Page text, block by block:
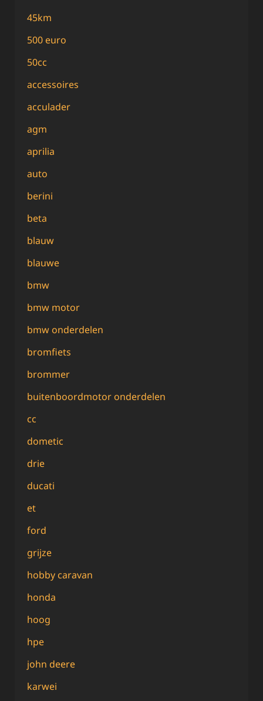
45km
500 euro
50cc
accessoires
acculader
agm
aprilia
auto
berini
beta
blauw
blauwe
bmw
bmw motor
bmw onderdelen
bromfiets
brommer
buitenboordmotor onderdelen
cc
dometic
drie
ducati
et
ford
grijze
hobby caravan
honda
hoog
hpe
john deere
karwei